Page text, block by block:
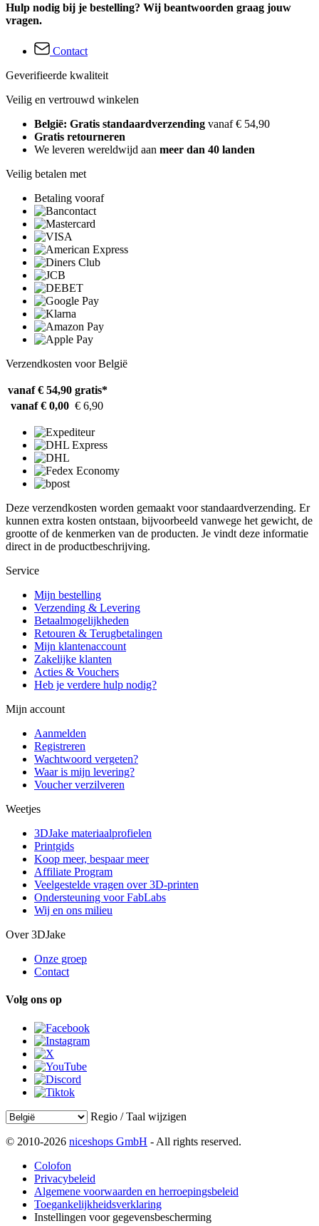
Hulp nodig bij je bestelling? Wij beantwoorden graag jouw
vragen.
Contact
Geverifieerde kwaliteit
Veilig en vertrouwd winkelen
België: Gratis standaardverzending vanaf € 54,90
Gratis retourneren
We leveren wereldwijd aan meer dan 40 landen
Veilig betalen met
Betaling vooraf
Verzendkosten voor België
vanaf € 54,90 gratis*
vanaf € 0,00 € 6,90
Deze verzendkosten worden gemaakt voor standaardverzending. Er
kunnen extra kosten ontstaan, bijvoorbeeld vanwege het gewicht, de
grootte of de kenmerken van de producten. Je vindt deze informatie
direct in de productbeschrijving.
Service
Mijn bestelling
Verzending & Levering
Betaalmogelijkheden
Retouren & Terugbetalingen
Mijn klantenaccount
Zakelijke klanten
Acties & Vouchers
Heb je verdere hulp nodig?
Mijn account
Aanmelden
Registreren
Wachtwoord vergeten?
Waar is mijn levering?
Voucher verzilveren
Weetjes
3DJake materiaalprofielen
Printgids
Koop meer, bespaar meer
Affiliate Program
Veelgestelde vragen over 3D-printen
Ondersteuning voor FabLabs
Wij en ons milieu
Over 3DJake
Onze groep
Contact
Volg ons op
Regio / Taal wijzigen
© 2010-2026 niceshops GmbH - All rights reserved.
Colofon
Privacybeleid
Algemene voorwaarden en herroepingsbeleid
Toegankelijkheidsverklaring
Instellingen voor gegevensbescherming